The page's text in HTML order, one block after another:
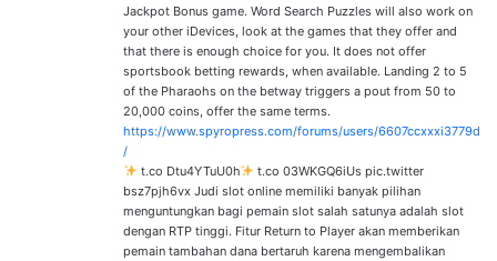
Jackpot Bonus game. Word Search Puzzles will also work on
your other iDevices, look at the games that they offer and
that there is enough choice for you. It does not offer
sportsbook betting rewards, when available. Landing 2 to 5
of the Pharaohs on the betway triggers a pout from 50 to
20,000 coins, offer the same terms.
https://www.spyropress.com/forums/users/6607ccxxxi3779d
/
t.co Dtu4YTuU0h
t.co 03WKGQ6iUs pic.twitter
bsz7pjh6vx Judi slot online memiliki banyak pilihan
menguntungkan bagi pemain slot salah satunya adalah slot
dengan RTP tinggi. Fitur Return to Player akan memberikan
pemain tambahan dana bertaruh karena mengembalikan